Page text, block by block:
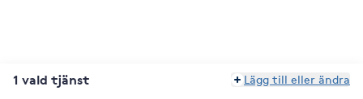
1 vald tjänst Lägg till eller ändra